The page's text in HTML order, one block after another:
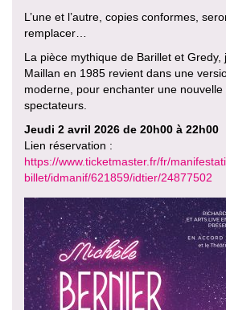
L’une et l’autre, copies conformes,
remplacer…
La pièce mythique de Barillet et
Maillan en 1985 revient dans une
moderne, pour enchanter une
spectateurs.
Jeudi 2 avril 2026 de 20h00 à 22h00
Lien réservation :
https://www.ticketmaster.fr/fr/
billet/idmanif/621859/idtier/24877502